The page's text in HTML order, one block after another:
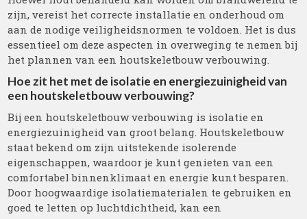
zijn, vereist het correcte installatie en onderhoud om
aan de nodige veiligheidsnormen te voldoen. Het is dus
essentieel om deze aspecten in overweging te nemen bij
het plannen van een houtskeletbouw verbouwing.
Hoe zit het met de isolatie en energiezuinigheid van
een houtskeletbouw verbouwing?
Bij een houtskeletbouw verbouwing is isolatie en
energiezuinigheid van groot belang. Houtskeletbouw
staat bekend om zijn uitstekende isolerende
eigenschappen, waardoor je kunt genieten van een
comfortabel binnenklimaat en energie kunt besparen.
Door hoogwaardige isolatiematerialen te gebruiken en
goed te letten op luchtdichtheid, kan een